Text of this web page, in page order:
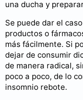
una ducha y
Se puede dar el
productos o
más fácilmente. Si
dejar de consumir
de manera radical,
poco a poco, de lo
insomnio rebote.